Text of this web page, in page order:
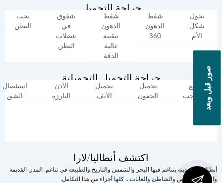
جراحة التجميل
تحول
شكل
الأم
شفط
الدهون
360
شفط
الدهون
بتقنية
عالية
الدقة
شقوق
في
عضلات
البطن
نحت
البطن
جراحة التجميل التجميلية
رفع
الحاجب
تجميل
الجفون
تجميل
الأنف
الأذن
البارزة
استئصال
الشق
اكتشف أنطاليا/لارا
أنطاليا هي مدينة يتناغم فيها البحر والشمس والتاريخ والطبيعة في تناغم. المدن القديمة
والبحر والشمس والشاطئ والغابات... كلها أجزاء من هذا التكامل.
صور قبل وبعد